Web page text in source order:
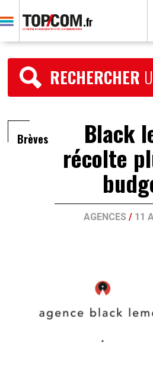
RECHERCHER
Brèves Black
récolte
AGENCES / 11